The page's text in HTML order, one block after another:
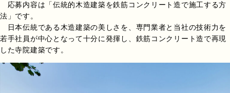
応募内容は「伝統的木造建築を鉄筋コンクリート造で施工する方
法」です。
日本伝統である木造建築の美しさを、専門業者と当社の技術力を
若手社員が中心となって十分に発揮し、鉄筋コンクリート造で再現
した寺院建築です。